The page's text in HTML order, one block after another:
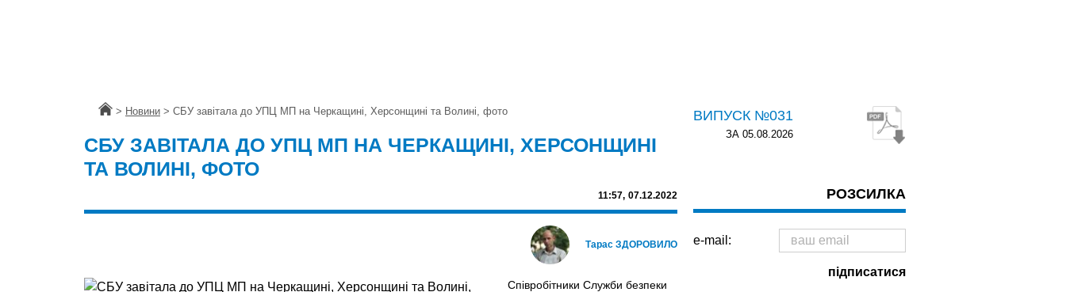
Головна
> Новини > СБУ завітала до УПЦ МП на Черкащині, Херсонщині та Волині, фото
СБУ ЗАВІТАЛА ДО УПЦ МП НА ЧЕРКАЩИНІ, ХЕРСОНЩИНІ
ТА ВОЛИНІ, ФОТО
11:57, 07.12.2022
Тарас ЗДОРОВИЛО
Співробітники Служби безпеки
ВИПУСК №031
ЗА 05.08.2026
РОЗСИЛКА
e-mail: